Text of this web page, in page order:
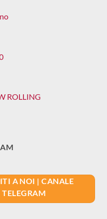
ROLLING
A NOI | CANALE
TELEGRAM